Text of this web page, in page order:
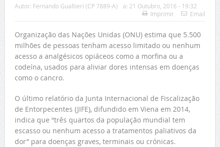
Autor: Fernando Gualtieri (CP 7889-A) a: 21 Outubro, 2016 - 19:32
Imprimir
Email
Organização das Nações Unidas (ONU) estima que 5.500
milhões de pessoas tenham acesso limitado ou nenhum
acesso a analgésicos opiáceos como a morfina ou a
codeína, usados para aliviar dores intensas em doenças
como o cancro.
O último relatório da Junta Internacional de Fiscalização
de Entorpecentes (JIFE), difundido em Viena em 2014,
indica que “três quartos da população mundial tem
escasso ou nenhum acesso a tratamentos paliativos da
dor” para doenças graves, terminais ou crónicas.